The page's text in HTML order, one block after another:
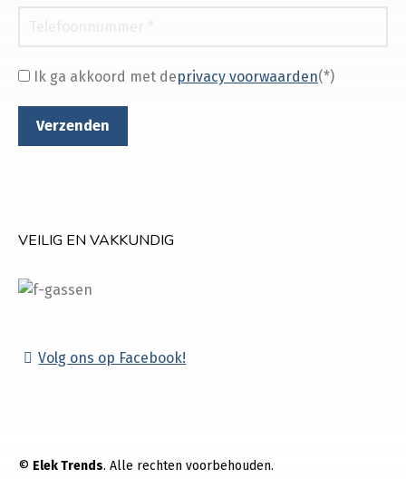
Ik ga akkoord met deprivacy voorwaarden(*)
VEILIG EN VAKKUNDIG
Volg ons op Facebook!
© Elek Trends. Alle rechten voorbehouden.